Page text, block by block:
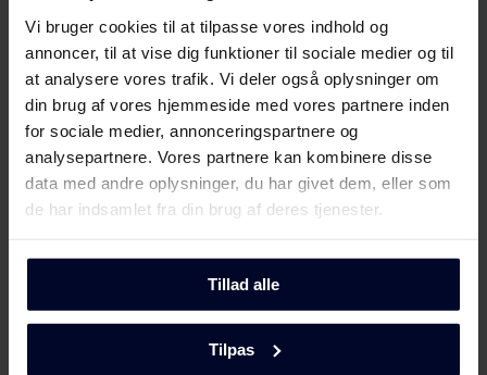
Vi bruger cookies til at tilpasse vores indhold og
annoncer, til at vise dig funktioner til sociale medier og til
at analysere vores trafik. Vi deler også oplysninger om
din brug af vores hjemmeside med vores partnere inden
for sociale medier, annonceringspartnere og
analysepartnere. Vores partnere kan kombinere disse
data med andre oplysninger, du har givet dem, eller som
de har indsamlet fra din brug af deres tjenester.
Tillad alle
Tilpas
Produktinformation
(DK,EN,FI,SV,NO)
Download
Brugervejledning
Sikkerhedsoplysninger og
advarsler (NO)
Download
Sikkerhedsoplysninger og
advarsler (FI)
Download
Sikkerhedsoplysninger og
advarsler (DK)
Vis mere
MødGRAM